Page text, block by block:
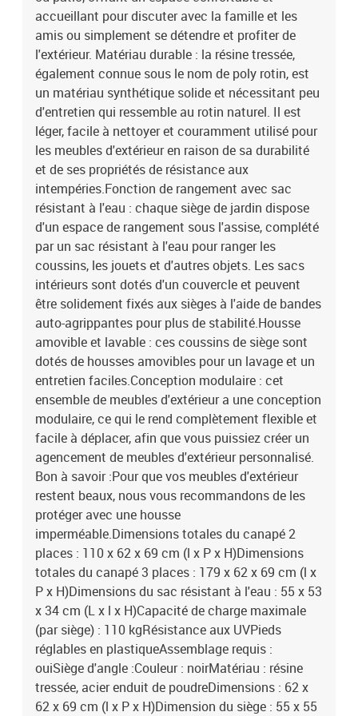
noirMatériau de la couverture : tissu (100 % polyester)Matériau de
remplissage du coussin de siège : mousseMatériau de remplissage
du coussin de dossier : fibre de cotonDimensions du coussin de
siège : 55 x 55 x 3 cm (l x P x é)Dimensions du coussin de dossier :
55 x 45 x 13 cm (L x l x é)La livraison contient :2 x siège d'angle
avec fonction de rangement et sac résistant à l'eau5 x siège central
incluant une fonction de rangement avec un sac résistant à l'eau9
x coussin de dossier7 x coussin de siège avec housse amovible et
lavable
accueillant pour discuter avec la famille et les
amis ou simplement se détendre et profiter de
l'extérieur. Matériau durable : la résine tressée,
également connue sous le nom de poly rotin, est
un matériau synthétique solide et nécessitant peu
d'entretien qui ressemble au rotin naturel. Il est
léger, facile à nettoyer et couramment utilisé pour
les meubles d'extérieur en raison de sa durabilité
et de ses propriétés de résistance aux
intempéries.Fonction de rangement avec sac
résistant à l'eau : chaque siège de jardin dispose
d'un espace de rangement sous l'assise, complété
par un sac résistant à l'eau pour ranger les
coussins, les jouets et d'autres objets. Les sacs
intérieurs sont dotés d'un couvercle et peuvent
être solidement fixés aux sièges à l'aide de bandes
auto-agrippantes pour plus de stabilité.Housse
amovible et lavable : ces coussins de siège sont
dotés de housses amovibles pour un lavage et un
entretien faciles.Conception modulaire : cet
ensemble de meubles d'extérieur a une conception
modulaire, ce qui le rend complètement flexible et
facile à déplacer, afin que vous puissiez créer un
agencement de meubles d'extérieur personnalisé.
Bon à savoir :Pour que vos meubles d'extérieur
restent beaux, nous vous recommandons de les
protéger avec une housse
imperméable.Dimensions totales du canapé 2
places : 110 x 62 x 69 cm (l x P x H)Dimensions
totales du canapé 3 places : 179 x 62 x 69 cm (l x
P x H)Dimensions du sac résistant à l'eau : 55 x 53
x 34 cm (L x l x H)Capacité de charge maximale
(par siège) : 110 kgRésistance aux UVPieds
réglables en plastiqueAssemblage requis :
ouiSiège d'angle :Couleur : noirMatériau : résine
tressée, acier enduit de poudreDimensions : 62 x
62 x 69 cm (l x P x H)Dimension du siège : 55 x 55